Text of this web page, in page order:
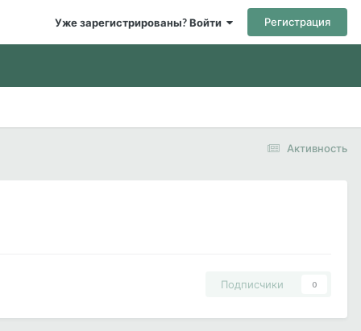
Уже зарегистрированы? Войти Регистрация
Активность
Подписчики 0